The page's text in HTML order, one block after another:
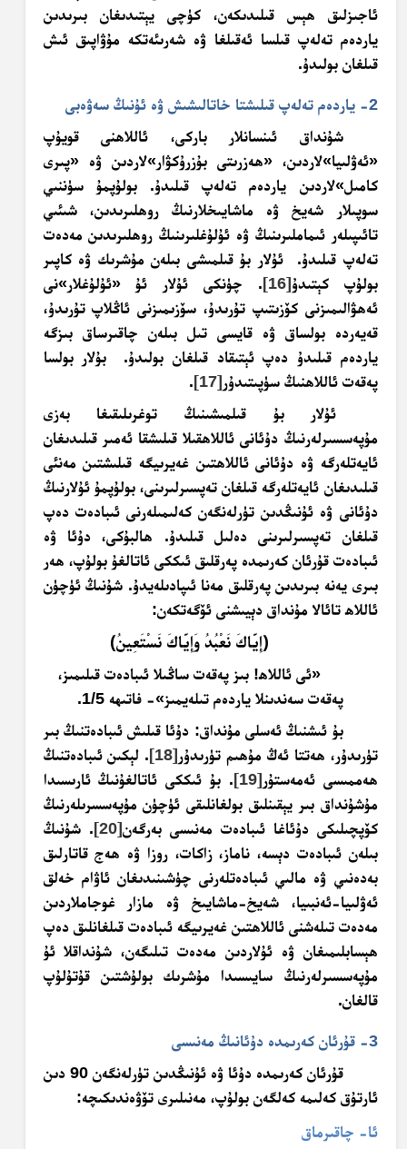
ئاجىزلىق ھېس قىلىدىكەن، كۈچى يېتىدىغان بىرىدىن
ياردەم تەلەپ قىلسا ئەقىلغا ۋە شەرىئەتكە مۇۋاپىق ئىش
قىلغان بولىدۇ.
2- ياردەم تەلەپ قىلىشتا خاتالىشىش ۋە ئۇنىڭ سەۋەبى
شۇنداق ئىنسانلار باركى، ئاللاھنى قويۇپ
«ئەۋلىيا»لاردىن، «ھەزرىتى بۇزرۇكۋار»لاردىن ۋە «پىرى
كامىل»لاردىن ياردەم تەلەپ قىلىدۇ. بولۇپمۇ سۈننىي
سوپىلار شەيخ ۋە ماشايىخلارنىڭ روھلىرىدىن، شىئىي
تائىپىلەر ئىماملىرىنىڭ ۋە ئۇلۇغلىرىنىڭ روھلىرىدىن مەدەت
تەلەپ قىلىدۇ. ئۇلار بۇ قىلمىشى بىلەن مۇشرىك ۋە كاپىر
بولۇپ كېتىدۇ[16]. چۈنكى ئۇلار ئۇ «ئۇلۇغلار»نى
ئەھۋالىمىزنى كۆزىتىپ تۇرىدۇ، سۆزىمىزنى ئاڭلاپ تۇرىدۇ،
قەيەردە بولساق ۋە قايسى تىل بىلەن چاقىرساق بىزگە
ياردەم قىلىدۇ دەپ ئېتىقاد قىلغان بولىدۇ. بۇلار بولسا
پەقەت ئاللاھنىڭ سۈپىتىدۇر[17]
.
ئۇلار بۇ قىلمىشىنىڭ توغرىلىقىغا بەزى
مۇپەسسىرلەرنىڭ دۇئانى ئاللاھقىلا قىلىشقا ئەمىر قىلىدىغان
ئايەتلەرگە ۋە دۇئانى ئاللاھتىن غەيرىيگە قىلىشتىن مەنئى
قىلىدىغان ئايەتلەرگە قىلغان تەپسىرلىرىنى، بولۇپمۇ ئۇلارنىڭ
دۇئانى ۋە ئۇنىڭدىن تۈرلەنگەن كەلىمىلەرنى ئىبادەت دەپ
قىلغان تەپسىرلىرىنى دەلىل قىلىدۇ. ھالبۇكى، دۇئا ۋە
ئىبادەت قۇرئان كەرىمدە پەرقلىق ئىككى ئاتالغۇ بولۇپ، ھەر
بىرى يەنە بىرىدىن پەرقلىق مەنا ئىپادىلەيدۇ. شۇنىڭ ئۈچۈن
ئاللاھ تائالا مۇنداق دېيىشنى ئۆگەتكەن:
﴿إِيَّاكَ نَعْبُدُ وَإِيَّاكَ نَسْتَعِينُ﴾
«ئى ئاللاھ! بىز پەقەت ساڭىلا ئىبادەت قىلىمىز،
پەقەت سەندىنلا ياردەم تىلەيمىز»- فاتىھە 1/5.
بۇ ئىشنىڭ ئەسلى مۇنداق: دۇئا قىلىش ئىبادەتنىڭ بىر
تۈرىدۇر، ھەتتا ئەڭ مۇھىم تۈرىدۇر[18]. لېكىن ئىبادەتنىڭ
ھەممىسى ئەمەستۇر[19]. بۇ ئىككى ئاتالغۇنىڭ ئارىسىدا
مۇشۇنداق بىر يېقىنلىق بولغانلىقى ئۈچۈن مۇپەسسرىلەرنىڭ
كۆپچىلىكى دۇئاغا ئىبادەت مەنىسى بەرگەن[20]. شۇنىڭ
بىلەن ئىبادەت دېسە، ناماز، زاكات، روزا ۋە ھەج قاتارلىق
بەدەنىي ۋە مالىي ئىبادەتلەرنى چۈشىنىدىغان ئاۋام خەلق
ئەۋلىيا-ئەنبىيا، شەيخ-ماشايىخ ۋە مازار غوجاملاردىن
مەدەت تىلەشنى ئاللاھتىن غەيرىيگە ئىبادەت قىلغانلىق دەپ
ھېسابلىمىغان ۋە ئۇلاردىن مەدەت تىلىگەن، شۇنداقلا ئۇ
مۇپەسسىرلەرنىڭ سايىسىدا مۇشرىك بولۇشتىن قۇتۇلۇپ
قالغان.
3- قۇرئان كەرىمدە دۇئانىڭ مەنىسى
قۇرئان كەرىمدە دۇئا ۋە ئۇنىڭدىن تۈرلەنگەن 90 دىن
ئارتۇق كەلىمە كەلگەن بولۇپ، مەنىلىرى تۆۋەندىكىچە:
ئا- چاقىرماق